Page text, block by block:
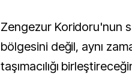
Zengezur Koridoru'nun
bölgesini değil, aynı
taşımacılığı